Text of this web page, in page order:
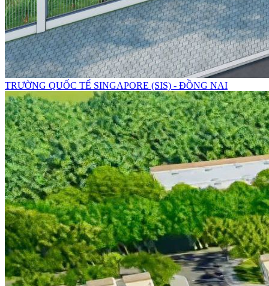
TRƯỜNG QUỐC TẾ SINGAPORE (SIS) - ĐỒNG NAI